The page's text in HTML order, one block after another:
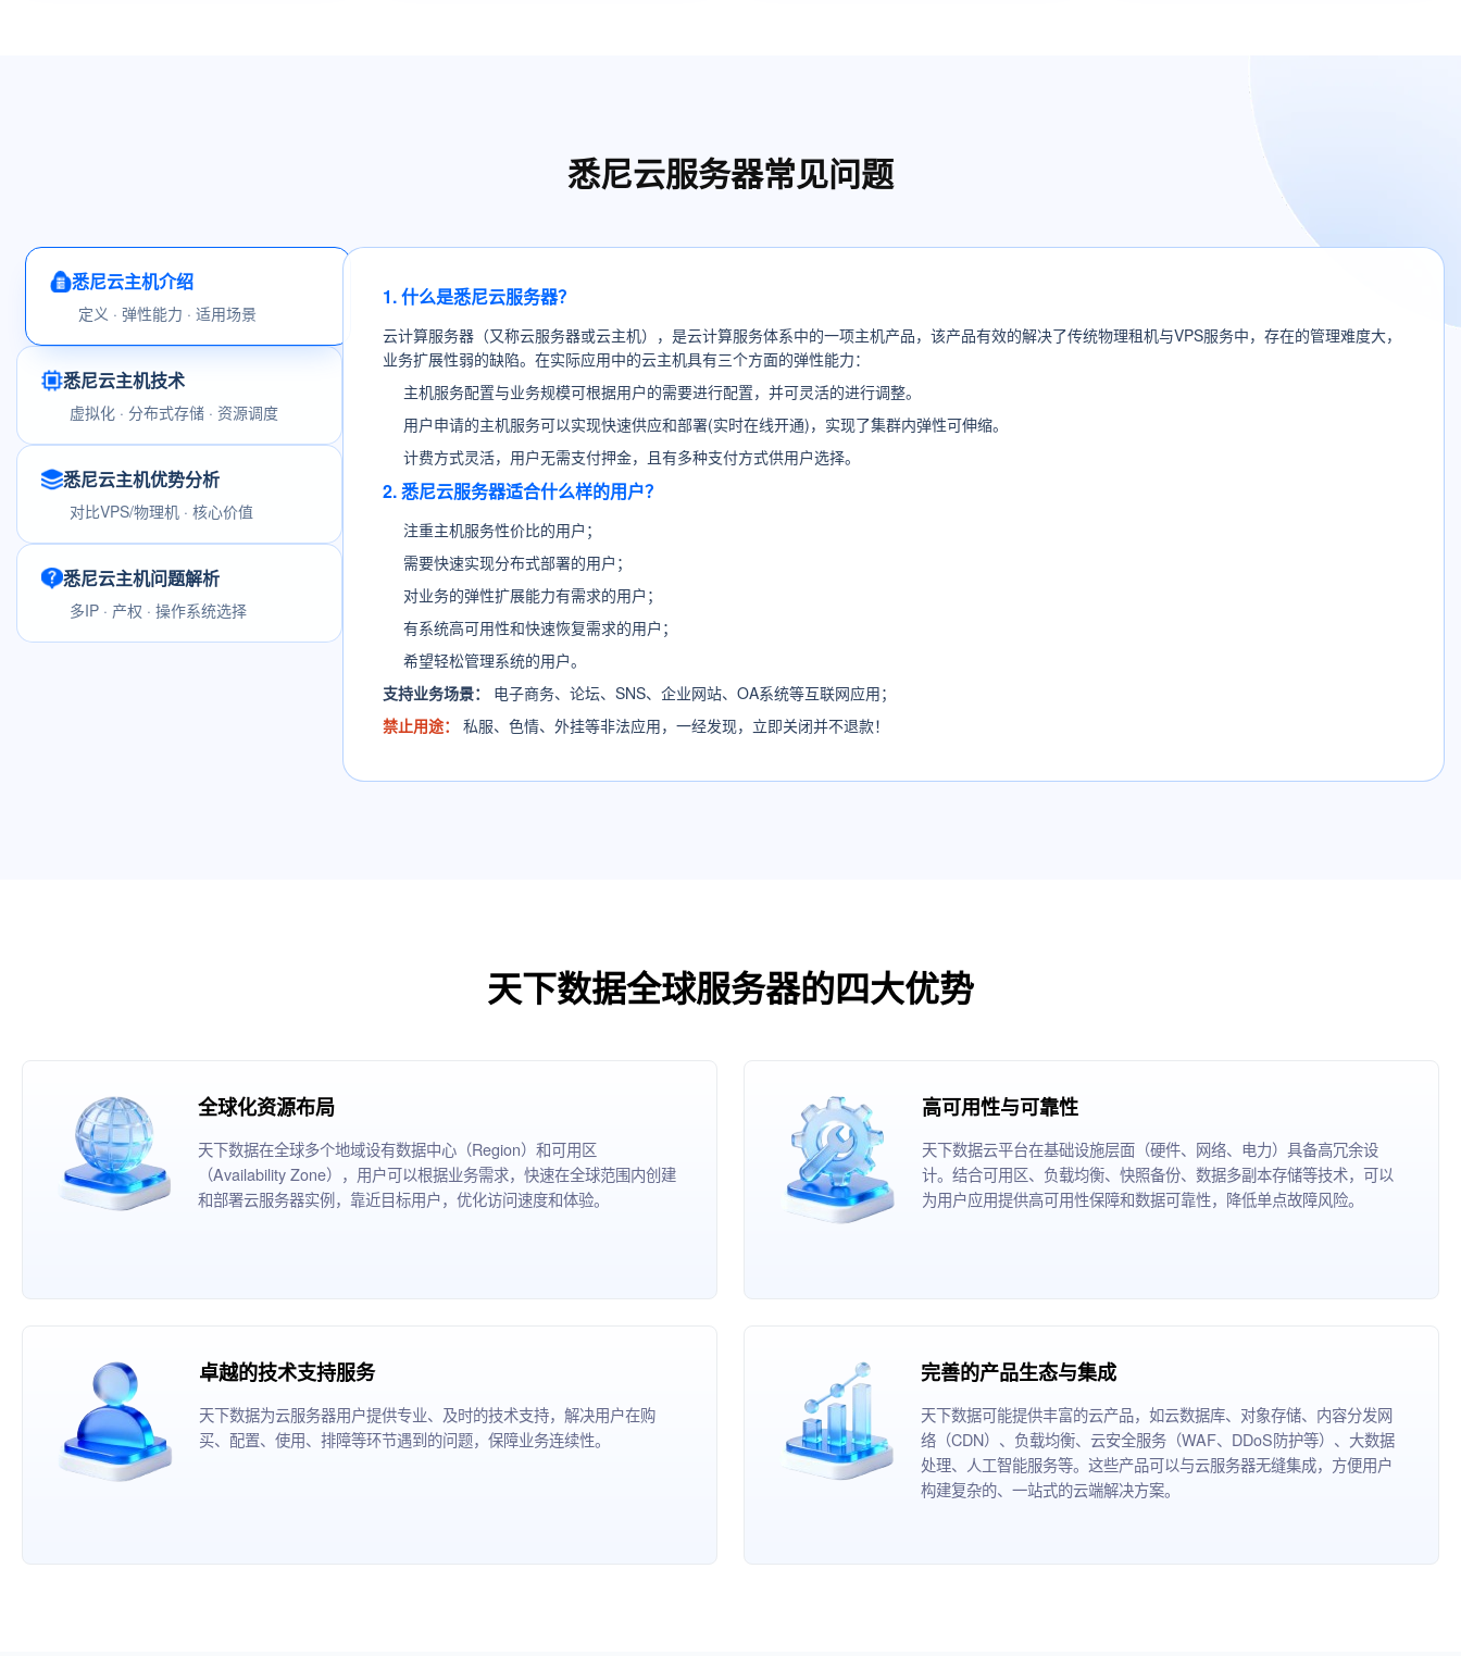
悉尼云服务器常见问题
悉尼云主机介绍
定义 · 弹性能力 · 适用场景
悉尼云主机技术
虚拟化 · 分布式存储 · 资源调度
悉尼云主机优势分析
对比VPS/物理机 · 核心价值
悉尼云主机问题解析
多IP · 产权 · 操作系统选择
1. 什么是悉尼云服务器？
云计算服务器（又称云服务器或云主机），是云计算服务体系中的一项主机产品，该产品有效的解决了传统物理租机与VPS服务中，存在的管理难度大，
业务扩展性弱的缺陷。在实际应用中的云主机具有三个方面的弹性能力：
主机服务配置与业务规模可根据用户的需要进行配置，并可灵活的进行调整。
用户申请的主机服务可以实现快速供应和部署(实时在线开通)，实现了集群内弹性可伸缩。
计费方式灵活，用户无需支付押金，且有多种支付方式供用户选择。
2. 悉尼云服务器适合什么样的用户？
注重主机服务性价比的用户；
需要快速实现分布式部署的用户；
对业务的弹性扩展能力有需求的用户；
有系统高可用性和快速恢复需求的用户；
希望轻松管理系统的用户。
支持业务场景：
电子商务、论坛、SNS、企业网站、OA系统等互联网应用；
禁止用途：
私服、色情、外挂等非法应用，一经发现，立即关闭并不退款！
天下数据全球服务器的四大优势
全球化资源布局
天下数据在全球多个地域设有数据中心（Region）和可用区
（Availability Zone），用户可以根据业务需求，快速在全球范围内创建
和部署云服务器实例，靠近目标用户，优化访问速度和体验。
高可用性与可靠性
天下数据云平台在基础设施层面（硬件、网络、电力）具备高冗余设
计。结合可用区、负载均衡、快照备份、数据多副本存储等技术，可以
为用户应用提供高可用性保障和数据可靠性，降低单点故障风险。
卓越的技术支持服务
天下数据为云服务器用户提供专业、及时的技术支持，解决用户在购
买、配置、使用、排障等环节遇到的问题，保障业务连续性。
完善的产品生态与集成
天下数据可能提供丰富的云产品，如云数据库、对象存储、内容分发网
络（CDN）、负载均衡、云安全服务（WAF、DDoS防护等）、大数据
处理、人工智能服务等。这些产品可以与云服务器无缝集成，方便用户
构建复杂的、一站式的云端解决方案。